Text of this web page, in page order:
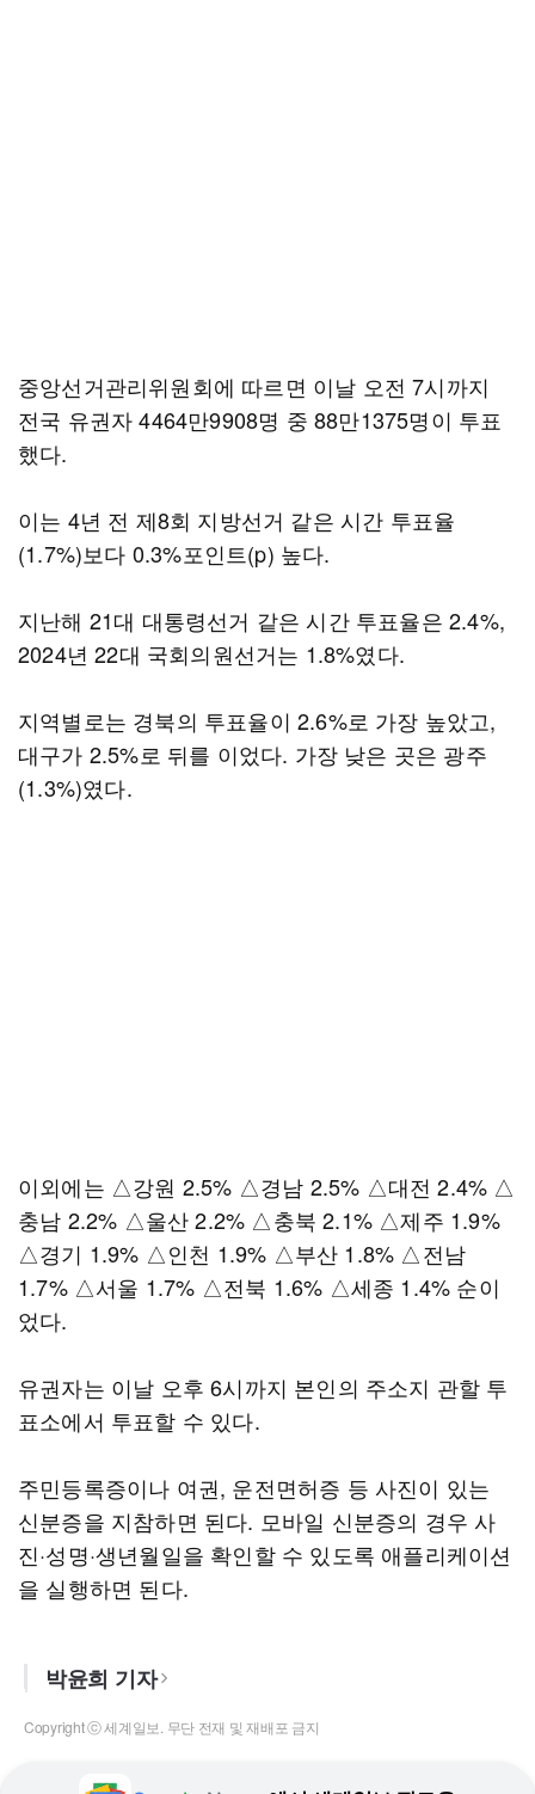
중앙선거관리위원회에 따르면 이날 오전 7시까지
전국 유권자 4464만9908명 중 88만1375명이 투표
했다.
이는 4년 전 제8회 지방선거 같은 시간 투표율
(1.7%)보다 0.3%포인트(p) 높다.
지난해 21대 대통령선거 같은 시간 투표율은 2.4%,
2024년 22대 국회의원선거는 1.8%였다.
지역별로는 경북의 투표율이 2.6%로 가장 높았고,
대구가 2.5%로 뒤를 이었다. 가장 낮은 곳은 광주
(1.3%)였다.
이외에는 △강원 2.5% △경남 2.5% △대전 2.4% △
충남 2.2% △울산 2.2% △충북 2.1% △제주 1.9%
△경기 1.9% △인천 1.9% △부산 1.8% △전남
1.7% △서울 1.7% △전북 1.6% △세종 1.4% 순이
었다.
유권자는 이날 오후 6시까지 본인의 주소지 관할 투
표소에서 투표할 수 있다.
주민등록증이나 여권, 운전면허증 등 사진이 있는
신분증을 지참하면 된다. 모바일 신분증의 경우 사
진·성명·생년월일을 확인할 수 있도록 애플리케이션
을 실행하면 된다.
박윤희 기자
Copyright ⓒ 세계일보. 무단 전재 및 재배포 금지